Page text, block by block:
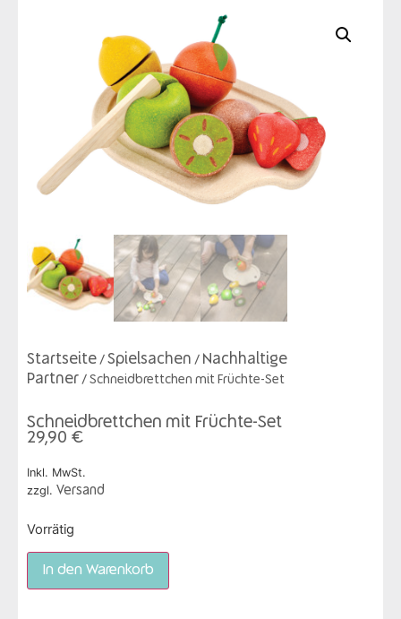
Startseite / Spielsachen / Nachhaltige
Partner / Schneidbrettchen mit Früchte-Set
Schneidbrettchen mit Früchte-Set
29,90 €
Inkl. MwSt.
zzgl. Versand
Vorrätig
In den Warenkorb